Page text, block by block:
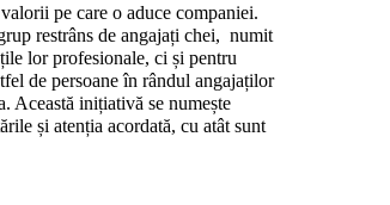
pe care o aduce companiei.
restrâns de angajați chei,  numit
lor profesionale, ci și pentru
de persoane în rândul angajaților
Această inițiativă se numește
și atenția acordată, cu atât sunt